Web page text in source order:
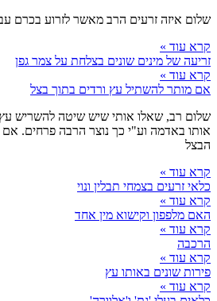
שלום איזה זרעים הרב מאשר לזרוע בכרם
קרא עוד »
זריעה של מינים שונים בצלחת על צמר גפן
קרא עוד »
אם מותר להשתיל עץ ורדים בתוך בצל
שלום רב, שאלו אותי שיש שיטה להשריש עץ
אותו באדמה וע"י כך נוצר הרבה פרחים.
הבצל
קרא עוד »
כלאי זרעים בצמחי תבלין ונוי
קרא עוד »
האם מלפפון וקישוא מין אחד
קרא עוד »
הרכבה
קרא עוד »
פירות שונים באותו עץ
קרא עוד »